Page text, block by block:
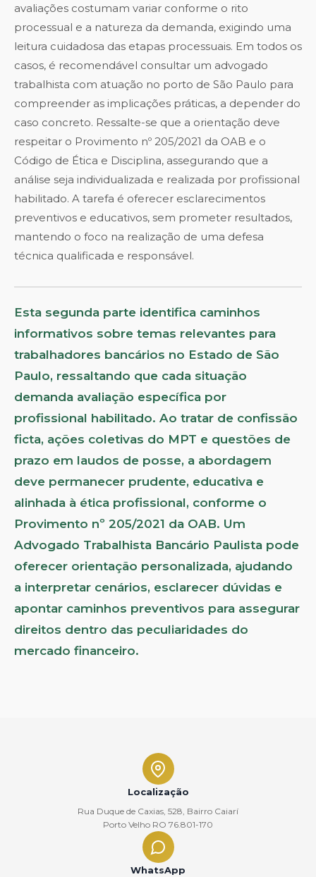
avaliações costumam variar conforme o rito
processual e a natureza da demanda, exigindo uma
leitura cuidadosa das etapas processuais. Em todos os
casos, é recomendável consultar um advogado
trabalhista com atuação no porto de São Paulo para
compreender as implicações práticas, a depender do
caso concreto. Ressalte-se que a orientação deve
respeitar o Provimento nº 205/2021 da OAB e o
Código de Ética e Disciplina, assegurando que a
análise seja individualizada e realizada por profissional
habilitado. A tarefa é oferecer esclarecimentos
preventivos e educativos, sem prometer resultados,
mantendo o foco na realização de uma defesa
técnica qualificada e responsável.
Esta segunda parte identifica caminhos
informativos sobre temas relevantes para
trabalhadores bancários no Estado de São
Paulo, ressaltando que cada situação
demanda avaliação específica por
profissional habilitado. Ao tratar de confissão
ficta, ações coletivas do MPT e questões de
prazo em laudos de posse, a abordagem
deve permanecer prudente, educativa e
alinhada à ética profissional, conforme o
Provimento nº 205/2021 da OAB. Um
Advogado Trabalhista Bancário Paulista pode
oferecer orientação personalizada, ajudando
a interpretar cenários, esclarecer dúvidas e
apontar caminhos preventivos para assegurar
direitos dentro das peculiaridades do
mercado financeiro.
Localização
Rua Duque de Caxias, 528, Bairro Caiarí
Porto Velho RO 76.801-170
WhatsApp